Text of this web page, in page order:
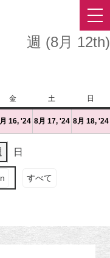
週 (8月 12th)
金
曜
日
土
曜
日
日
曜
日
）
16, '24 2024
年
日
(1
件
ン
8月 17, '24 2024
年
(1
件
8月 18, '24
日
すべて